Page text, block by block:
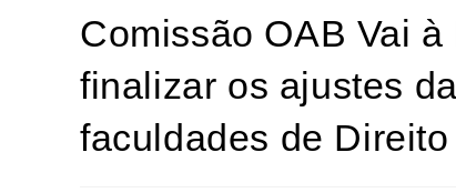
Comissão OAB Vai
finalizar os ajustes
faculdades de